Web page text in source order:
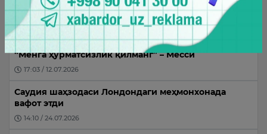
Исроил ҳаво кучлари Ливан жанубидаги
ҳудудларга зарбалар берди
“Менга ҳурматсизлик қилманг” – Месси
17:03 / 12.07.2026
Саудия шаҳзодаси Лондондаги меҳмонхонада
вафот этди
14:10 / 24.07.2026